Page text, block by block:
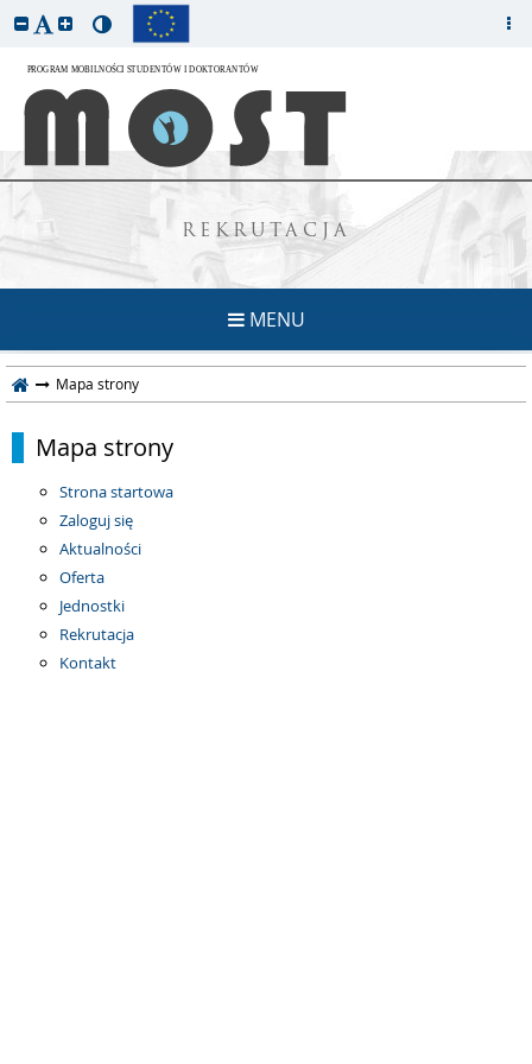
REKRUTACJA
MENU
Mapa strony
Mapa strony
Strona startowa
Zaloguj się
Aktualności
Oferta
Jednostki
Rekrutacja
Kontakt